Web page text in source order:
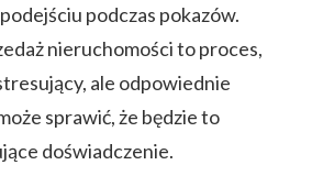
podczas pokazów.
nieruchomości to proces,
ale odpowiednie
sprawić, że będzie to
doświadczenie.